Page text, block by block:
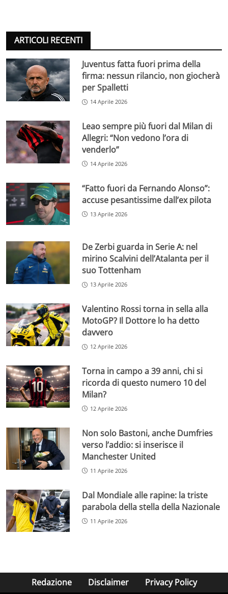
ARTICOLI RECENTI
Juventus fatta fuori prima della
firma: nessun rilancio, non giocherà
per Spalletti
14 Aprile 2026
Leao sempre più fuori dal Milan di
Allegri: “Non vedono l’ora di
venderlo”
14 Aprile 2026
“Fatto fuori da Fernando Alonso”:
accuse pesantissime dall’ex pilota
13 Aprile 2026
De Zerbi guarda in Serie A: nel
mirino Scalvini dell’Atalanta per il
suo Tottenham
13 Aprile 2026
Valentino Rossi torna in sella alla
MotoGP? Il Dottore lo ha detto
davvero
12 Aprile 2026
Torna in campo a 39 anni, chi si
ricorda di questo numero 10 del
Milan?
12 Aprile 2026
Non solo Bastoni, anche Dumfries
verso l’addio: si inserisce il
Manchester United
11 Aprile 2026
Dal Mondiale alle rapine: la triste
parabola della stella della Nazionale
11 Aprile 2026
Redazione Disclaimer Privacy Policy